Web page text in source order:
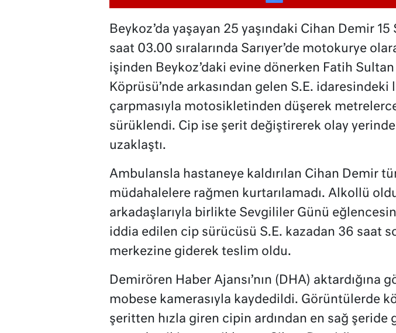
Beykoz’da yaşayan 25 yaşındaki Cihan Demir 15
saat 03.00 sıralarında Sarıyer’de motokurye
işinden Beykoz’daki evine dönerken Fatih
Köprüsü’nde arkasından gelen S.E. idaresindeki
çarpmasıyla motosikletinden düşerek
sürüklendi. Cip ise şerit değiştirerek olay
uzaklaştı.
Ambulansla hastaneye kaldırılan Cihan Demir
müdahalelere rağmen kurtarılamadı. Alkollü
arkadaşlarıyla birlikte Sevgililer Günü
iddia edilen cip sürücüsü S.E. kazadan 36 saat
merkezine giderek teslim oldu.
Demirören Haber Ajansı’nın (DHA) aktardığına
mobese kamerasıyla kaydedildi. Görüntülerde
şeritten hızla giren cipin ardından en sağ şeride